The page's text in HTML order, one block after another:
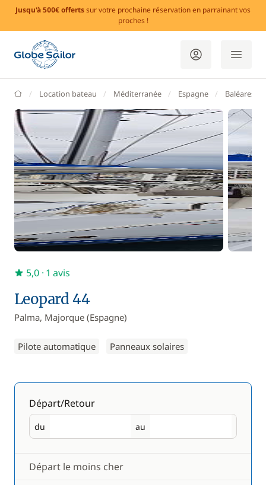
Jusqu'à 500€ offertssur votre prochaine réservation en parrainant vos
proches !
GlobeSailor
Location bateau Méditerranée Espagne Baléares
Leopard 44
Palma, Majorque (Espagne)
Pilote automatique Panneaux solaires
5,0 · 1 avis
Départ/Retour
du
Départ au
Retour
Départ le moins cher